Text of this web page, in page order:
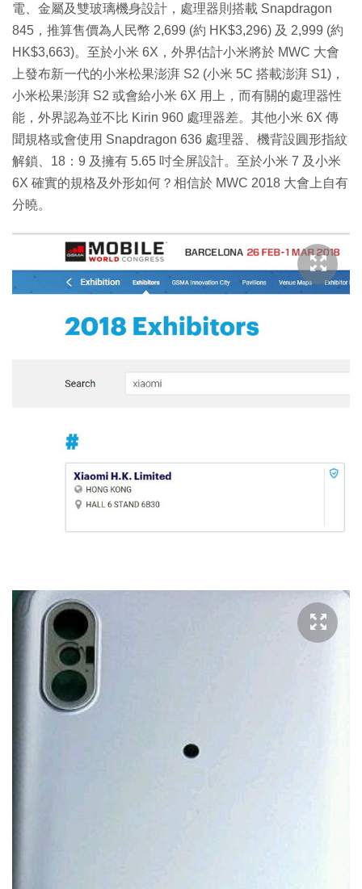
電、金屬及雙玻璃機身設計，處理器則搭載 Snapdragon
845，推算售價為人民幣 2,699 (約 HK$3,296) 及 2,999 (約
HK$3,663)。至於小米 6X，外界估計小米將於 MWC 大會
上發布新一代的小米松果澎湃 S2 (小米 5C 搭載澎湃 S1)，
小米松果澎湃 S2 或會給小米 6X 用上，而有關的處理器性
能，外界認為並不比 Kirin 960 處理器差。其他小米 6X 傳
聞規格或會使用 Snapdragon 636 處理器、機背設圓形指紋
解鎖、18：9 及擁有 5.65 吋全屏設計。至於小米 7 及小米
6X 確實的規格及外形如何？相信於 MWC 2018 大會上自有
分曉。